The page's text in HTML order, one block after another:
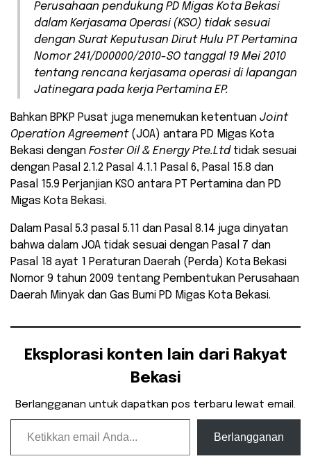
Perusahaan pendukung PD Migas Kota Bekasi
dalam Kerjasama Operasi (KSO) tidak sesuai
dengan Surat Keputusan Dirut Hulu PT Pertamina
Nomor 241/D00000/2010-SO tanggal 19 Mei 2010
tentang rencana kerjasama operasi di lapangan
Jatinegara pada kerja Pertamina EP.
Bahkan BPKP Pusat juga menemukan ketentuan Joint
Operation Agreement(JOA) antara PD Migas Kota
Bekasi dengan Foster Oil & Energy Pte.Ltd tidak sesuai
dengan Pasal 2.1.2 Pasal 4.1.1 Pasal 6, Pasal 15.8 dan
Pasal 15.9 Perjanjian KSO antara PT Pertamina dan PD
Migas Kota Bekasi.
Dalam Pasal 5.3 pasal 5.11 dan Pasal 8.14 juga dinyatan
bahwa dalam JOA tidak sesuai dengan Pasal 7 dan
Pasal 18 ayat 1 Peraturan Daerah (Perda) Kota Bekasi
Nomor 9 tahun 2009 tentang Pembentukan Perusahaan
Daerah Minyak dan Gas Bumi PD Migas Kota Bekasi.
Eksplorasi konten lain dari Rakyat
Bekasi
Berlangganan untuk dapatkan pos terbaru lewat email.
Ketikkan email Anda...
Berlangganan